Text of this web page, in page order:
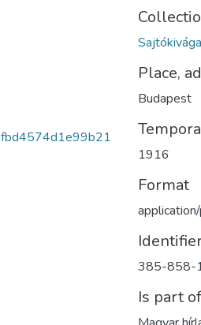
Place,
Budapest
1916
Format
385-858-
Is part of